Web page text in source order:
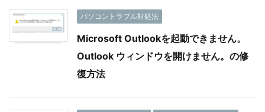
パソコントラブル対処法
Microsoft Outlookを起動できません。
Outlook ウィンドウを開けません。の修
復方法